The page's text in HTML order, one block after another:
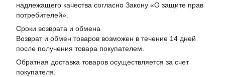
надлежащего качества согласно Закону «О защите прав
потребителей».
Сроки возврата и обмена
Возврат и обмен товаров возможен в течение 14 дней
после получения товара покупателем.
Обратная доставка товаров осуществляется за счет
покупателя.